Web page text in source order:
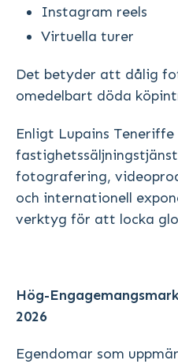
Instagram reels
Virtuella turer
Det betyder att dålig
omedelbart döda
Enligt Lupains Teneriffe
fotografering,
och internationell
verktyg för att locka
Hög-
2026
Egendomar som